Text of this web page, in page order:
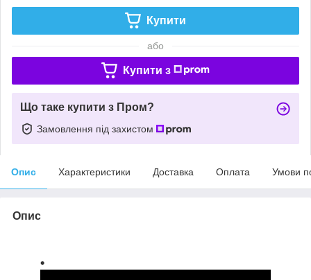
Купити
або
Купити з
Що таке купити з Пром?
Замовлення під захистом
Опис Характеристики Доставка Оплата Умови
Опис